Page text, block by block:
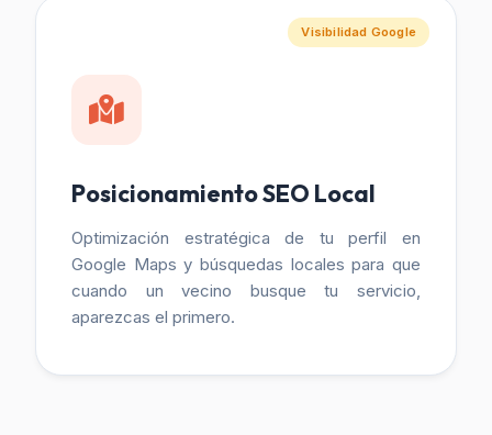
Visibilidad Google
Posicionamiento SEO Local
Optimización estratégica de tu perfil en
Google Maps y búsquedas locales para que
cuando un vecino busque tu servicio,
aparezcas el primero.